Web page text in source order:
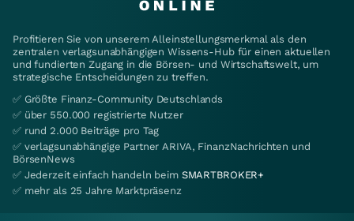
Profitieren Sie von unserem Alleinstellungsmerkmal als den
zentralen verlagsunabhängigen Wissens-Hub für einen aktuellen
und fundierten Zugang in die Börsen- und Wirtschaftswelt, um
strategische Entscheidungen zu treffen.
✅ Größte Finanz-Community Deutschlands
✅ über 550.000 registrierte Nutzer
✅ rund 2.000 Beiträge pro Tag
✅ verlagsunabhängige Partner ARIVA, FinanzNachrichten und
BörsenNews
✅ Jederzeit einfach handeln beim SMARTBROKER+
✅ mehr als 25 Jahre Marktpräsenz